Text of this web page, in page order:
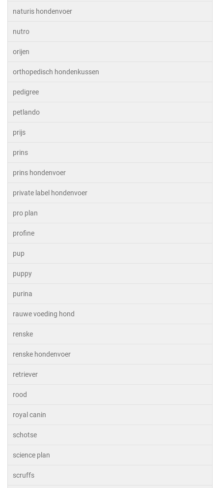
naturis hondenvoer
nutro
orijen
orthopedisch hondenkussen
pedigree
petlando
prijs
prins
prins hondenvoer
private label hondenvoer
pro plan
profine
pup
puppy
purina
rauwe voeding hond
renske
renske hondenvoer
retriever
rood
royal canin
schotse
science plan
scruffs